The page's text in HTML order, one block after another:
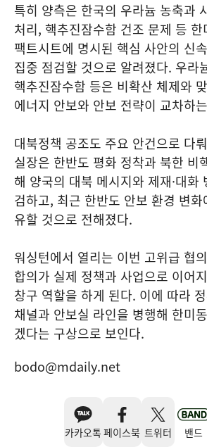
특히 양측은 한국의 우라늄 농축과
처리, 핵추진잠수함 건조 문제 등
팩트시트에 명시된 핵심 사안의 신
집중 점검할 것으로 알려졌다. 우라
핵추진잠수함 등은 비확산 체제와
에너지 안보와 안보 전략이 교차하
대북정책 공조도 주요 안건으로 다
실장은 한반도 평화 정착과 북한 비
해 양국의 대북 메시지와 제재·대화
검하고, 최근 한반도 안보 환경 변
유할 것으로 전해졌다.
워싱턴에서 열리는 이번 고위급 협
합의가 실제 정책과 사업으로 이어
창구 역할을 하게 된다. 이에 따라
채널과 안보실 라인을 병행해 한미
겠다는 구상으로 보인다.
bodo@mdaily.net
카카오톡 페이스북 트위터 밴드